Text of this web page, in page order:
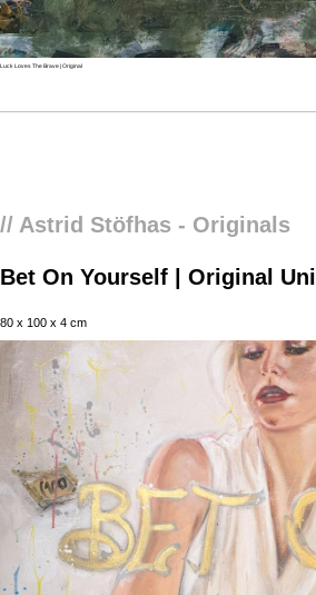
Luck Loves The Brave | Original
// Astrid Stöfhas - Originals
Bet On Yourself | Original
80 x 100 x 4 cm
Bet On Yourself | Original Unikat
Abbrechen